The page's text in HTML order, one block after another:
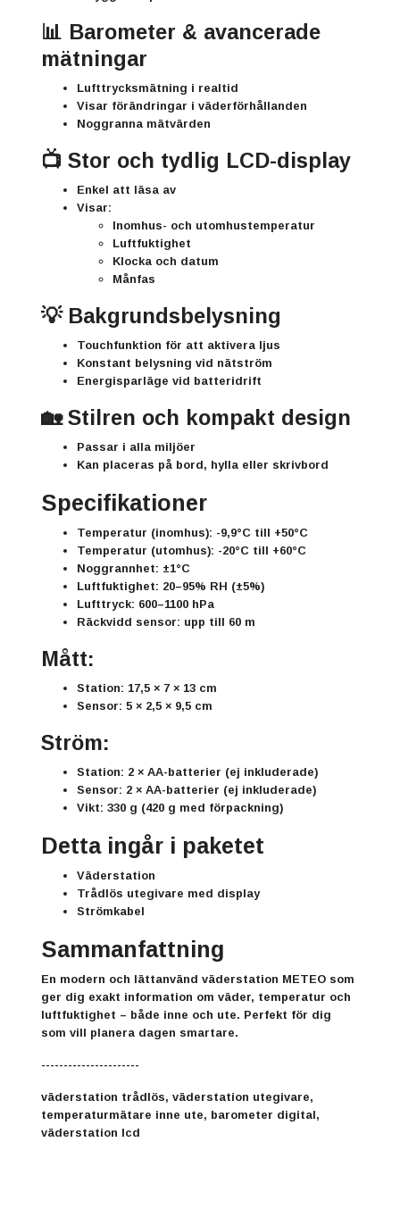
📊 Barometer & avancerade
mätningar
Lufttrycksmätning i realtid
Visar förändringar i väderförhållanden
Noggranna mätvärden
📺 Stor och tydlig LCD-display
Enkel att läsa av
Visar:
Inomhus- och utomhustemperatur
Luftfuktighet
Klocka och datum
Månfas
💡 Bakgrundsbelysning
Touchfunktion för att aktivera ljus
Konstant belysning vid nätström
Energisparläge vid batteridrift
🏡 Stilren och kompakt design
Passar i alla miljöer
Kan placeras på bord, hylla eller skrivbord
Specifikationer
Temperatur (inomhus): -9,9°C till +50°C
Temperatur (utomhus): -20°C till +60°C
Noggrannhet: ±1°C
Luftfuktighet: 20–95% RH (±5%)
Lufttryck: 600–1100 hPa
Räckvidd sensor: upp till 60 m
Mått:
Station: 17,5 × 7 × 13 cm
Sensor: 5 × 2,5 × 9,5 cm
Ström:
Station: 2 × AA-batterier (ej inkluderade)
Sensor: 2 × AA-batterier (ej inkluderade)
Vikt: 330 g (420 g med förpackning)
Detta ingår i paketet
Väderstation
Trådlös utegivare med display
Strömkabel
Sammanfattning
En modern och lättanvänd väderstation METEO som
ger dig exakt information om väder, temperatur och
luftfuktighet – både inne och ute. Perfekt för dig
som vill planera dagen smartare.
----------------------
väderstation trådlös, väderstation utegivare,
temperaturmätare inne ute, barometer digital,
väderstation lcd